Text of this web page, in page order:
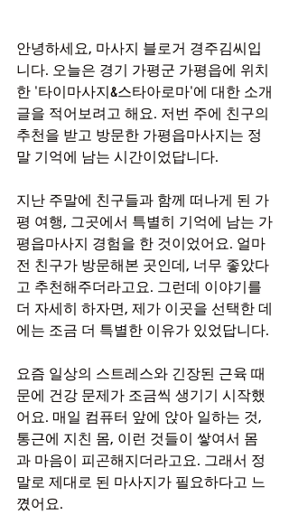
안녕하세요, 마사지 블로거 경주김씨입
니다. 오늘은 경기 가평군 가평읍에 위치
한 '타이마사지&스타아로마'에 대한 소개
글을 적어보려고 해요. 저번 주에 친구의
추천을 받고 방문한 가평읍마사지는 정
말 기억에 남는 시간이었답니다.
지난 주말에 친구들과 함께 떠나게 된 가
평 여행, 그곳에서 특별히 기억에 남는 가
평읍마사지 경험을 한 것이었어요. 얼마
전 친구가 방문해본 곳인데, 너무 좋았다
고 추천해주더라고요. 그런데 이야기를
더 자세히 하자면, 제가 이곳을 선택한 데
에는 조금 더 특별한 이유가 있었답니다.
요즘 일상의 스트레스와 긴장된 근육 때
문에 건강 문제가 조금씩 생기기 시작했
어요. 매일 컴퓨터 앞에 앉아 일하는 것,
통근에 지친 몸, 이런 것들이 쌓여서 몸
과 마음이 피곤해지더라고요. 그래서 정
말로 제대로 된 마사지가 필요하다고 느
꼈어요.